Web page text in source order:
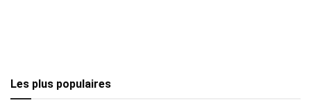
Les plus populaires